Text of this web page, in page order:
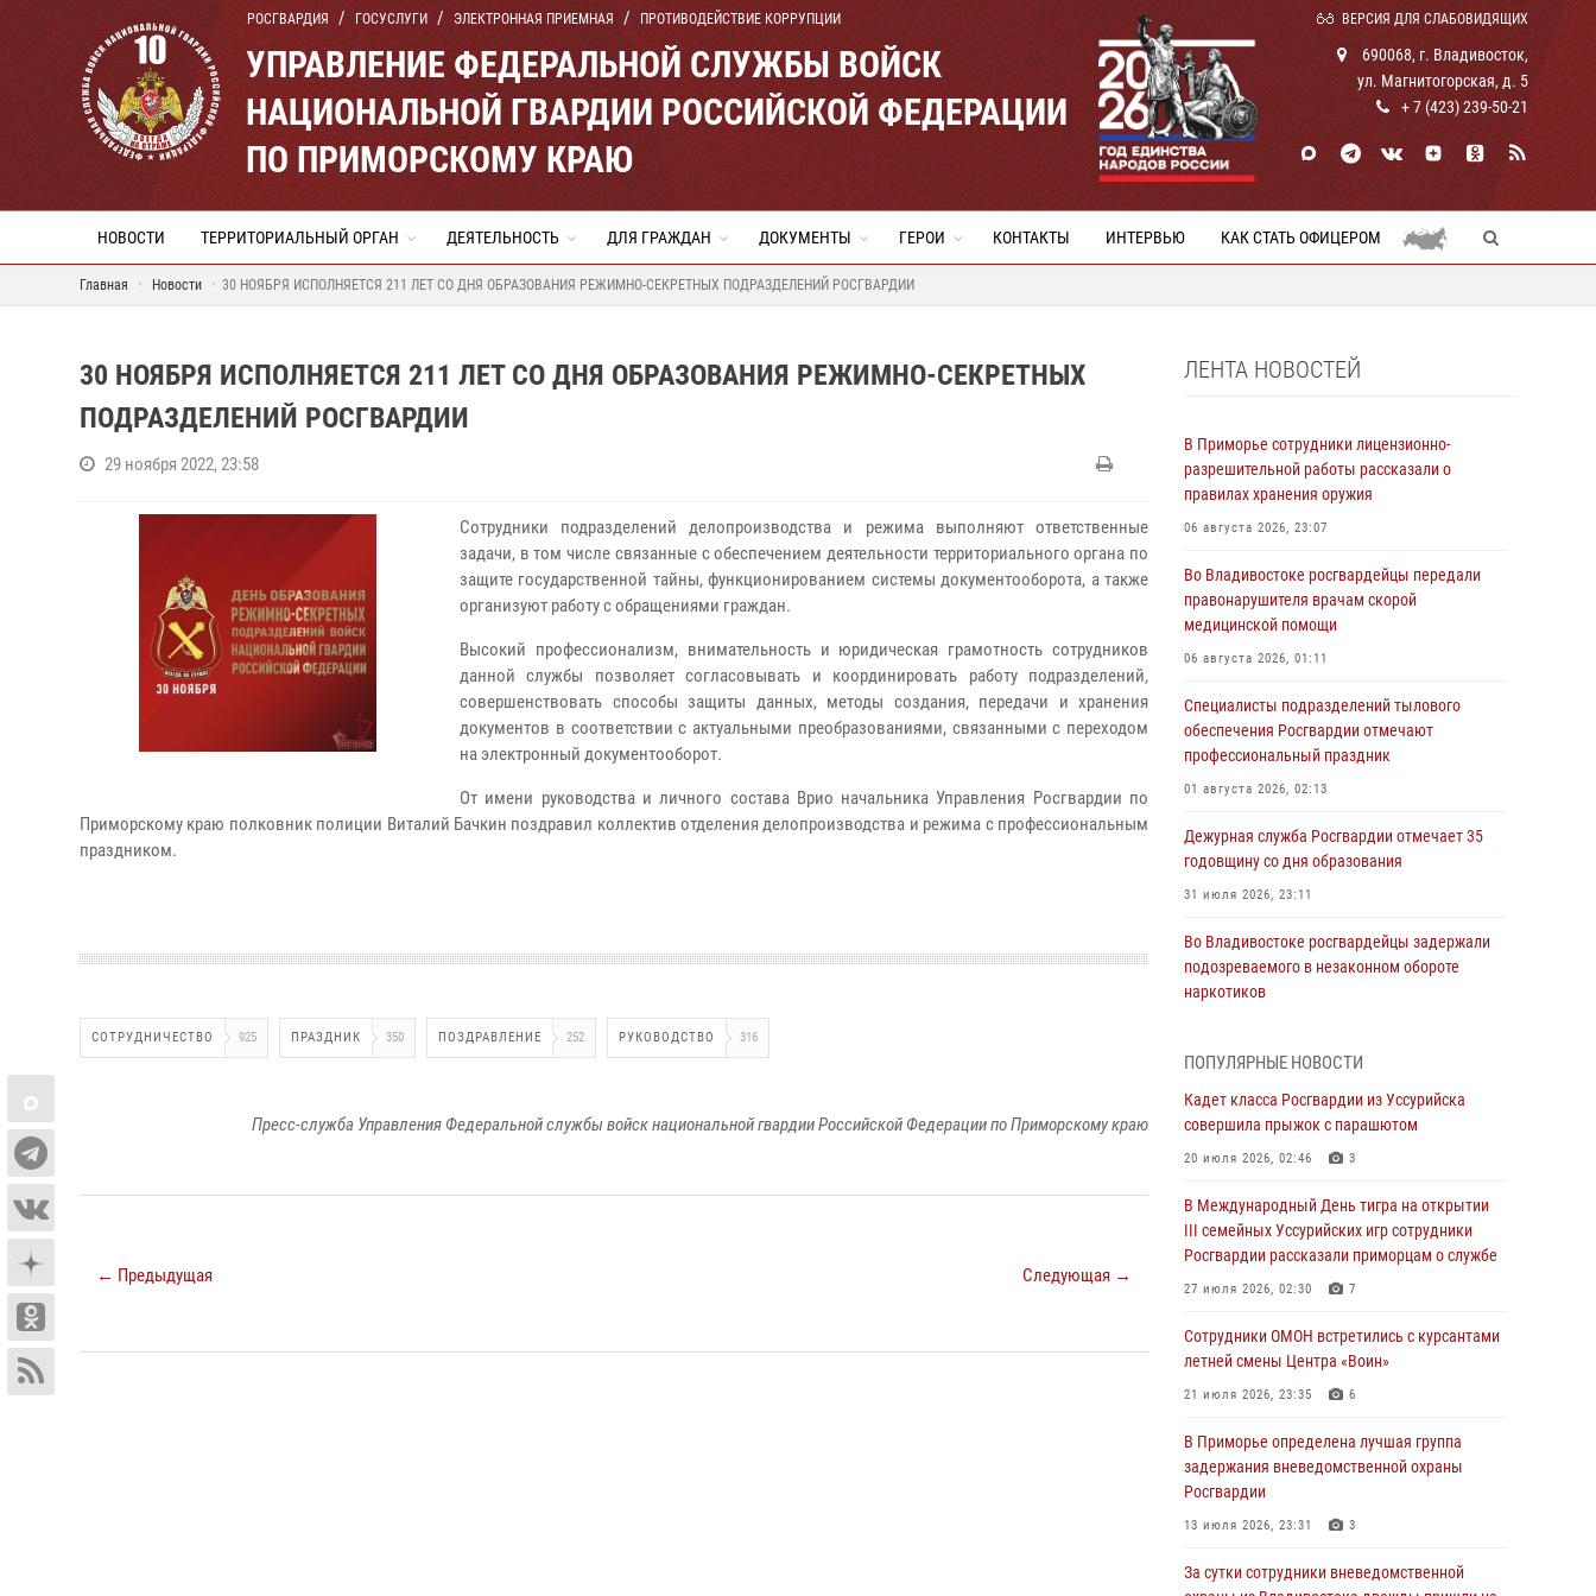
РОСГВАРДИЯ ГОСУСЛУГИ ЭЛЕКТРОННАЯ ПРИЕМНАЯ ПРОТИВОДЕЙСТВИЕ КОРРУПЦИИ ВЕРСИЯ ДЛЯ СЛАБОВИДЯЩИХ
УПРАВЛЕНИЕ ФЕДЕРАЛЬНОЙ СЛУЖБЫ ВОЙСК
НАЦИОНАЛЬНОЙ ГВАРДИИ РОССИЙСКОЙ ФЕДЕРАЦИИ
ПО ПРИМОРСКОМУ КРАЮ
690068, г. Владивосток,
ул. Магнитогорская, д. 5
+ 7 (423) 239-50-21
НОВОСТИ ТЕРРИТОРИАЛЬНЫЙ ОРГАН ДЕЯТЕЛЬНОСТЬ ДЛЯ ГРАЖДАН ДОКУМЕНТЫ ГЕРОИ КОНТАКТЫ ИНТЕРВЬЮ КАК СТАТЬ ОФИЦЕРОМ
Главная Новости 30 НОЯБРЯ ИСПОЛНЯЕТСЯ 211 ЛЕТ СО ДНЯ ОБРАЗОВАНИЯ РЕЖИМНО-СЕКРЕТНЫХ ПОДРАЗДЕЛЕНИЙ РОСГВАРДИИ
30 НОЯБРЯ ИСПОЛНЯЕТСЯ 211 ЛЕТ СО ДНЯ ОБРАЗОВАНИЯ РЕЖИМНО-СЕКРЕТНЫХ
ПОДРАЗДЕЛЕНИЙ РОСГВАРДИИ
29 ноября 2022, 23:58
Сотрудники подразделений делопроизводства и режима выполняют ответственные
задачи, в том числе связанные с обеспечением деятельности территориального органа по
защите государственной тайны, функционированием системы документооборота, а также
организуют работу с обращениями граждан.
Высокий профессионализм, внимательность и юридическая грамотность сотрудников
данной службы позволяет согласовывать и координировать работу подразделений,
совершенствовать способы защиты данных, методы создания, передачи и хранения
документов в соответствии с актуальными преобразованиями, связанными с переходом
на электронный документооборот.
От имени руководства и личного состава Врио начальника Управления Росгвардии по
Приморскому краю полковник полиции Виталий Бачкин поздравил коллектив отделения делопроизводства и режима с профессиональным
праздником.
СОТРУДНИЧЕСТВО 925 ПРАЗДНИК 350 ПОЗДРАВЛЕНИЕ 252 РУКОВОДСТВО 316
Пресс-служба Управления Федеральной службы войск национальной гвардии Российской Федерации по Приморскому краю
← Предыдущая Следующая →
ЛЕНТА НОВОСТЕЙ
В Приморье сотрудники лицензионно-
разрешительной работы рассказали о
правилах хранения оружия
06 августа 2026, 23:07
Во Владивостоке росгвардейцы передали
правонарушителя врачам скорой
медицинской помощи
06 августа 2026, 01:11
Специалисты подразделений тылового
обеспечения Росгвардии отмечают
профессиональный праздник
01 августа 2026, 02:13
Дежурная служба Росгвардии отмечает 35
годовщину со дня образования
31 июля 2026, 23:11
Во Владивостоке росгвардейцы задержали
подозреваемого в незаконном обороте
наркотиков
Вопрос противодействия незаконному
обороту оружия рассмотрели на заседании
антитеррористической комиссии
Во Владивостоке во дворе жилого дома
сотрудники вневедомственной охраны
обнаружили запрещенные растения
В День Крещения Руси в Князь-
Владимирском храме – Главном храме
с крестным ходом
28 июля 2026, 10:29 3
Росгвардейцы в Приморье приняли участие в
28 июля 2026, 05:39 3
ПОПУЛЯРНЫЕ НОВОСТИ
Кадет класса Росгвардии из Уссурийска
совершила прыжок с парашютом
20 июля 2026, 02:46 3
В Международный День тигра на открытии
III семейных Уссурийских игр сотрудники
Росгвардии рассказали приморцам о службе
27 июля 2026, 02:30 7
Сотрудники ОМОН встретились с курсантами
летней смены Центра «Воин»
21 июля 2026, 23:35 6
В Приморье определена лучшая группа
задержания вневедомственной охраны
Росгвардии
13 июля 2026, 23:31 3
За сутки сотрудники вневедомственной